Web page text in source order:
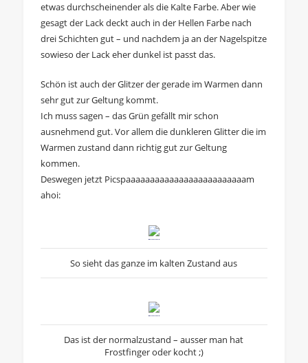
etwas durchscheinender als die Kalte Farbe. Aber wie
gesagt der Lack deckt auch in der Hellen Farbe nach
drei Schichten gut – und nachdem ja an der Nagelspitze
sowieso der Lack eher dunkel ist passt das.
Schön ist auch der Glitzer der gerade im Warmen dann
sehr gut zur Geltung kommt.
Ich muss sagen – das Grün gefällt mir schon
ausnehmend gut. Vor allem die dunkleren Glitter die im
Warmen zustand dann richtig gut zur Geltung
kommen.
Deswegen jetzt Picspaaaaaaaaaaaaaaaaaaaaaaaaam
ahoi:
So sieht das ganze im kalten Zustand aus
Das ist der normalzustand – ausser man hat
Frostfinger oder kocht ;)